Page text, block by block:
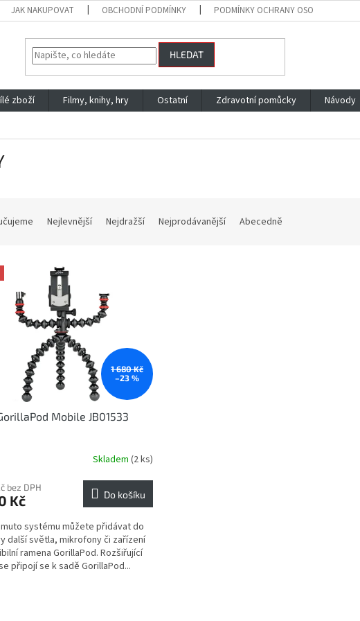
JAK NAKUPOVAT OBCHODNÍ PODMÍNKY PODMÍNKY OCHRANY OSOBNÍCH ÚDAJŮ
HLEDAT
zboží Filmy, knihy, hry Ostatní Zdravotní pomůcky Návody
Nejlevnější Nejdražší Nejprodávanější Abecedně
1 680 Kč
–23 %
Mobile JB01533
Skladem (2 ks)
bez DPH
Kč Do košíku
systému můžete přidávat do
další světla, mikrofony či zařízení
ramena GorillaPod. Rozšiřující
připojí se k sadě GorillaPod...